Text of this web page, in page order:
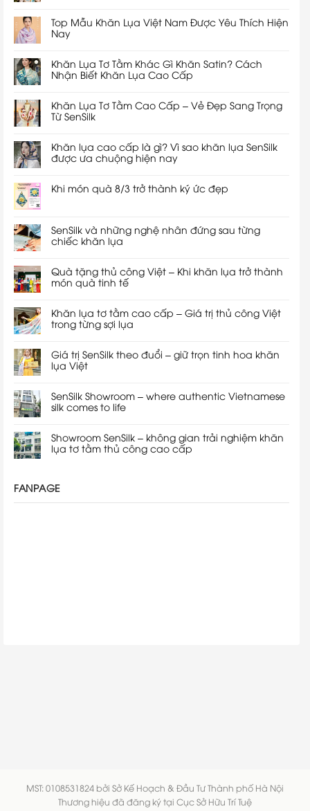
Top Mẫu Khăn Lụa Việt Nam Được Yêu Thích Hiện
Nay
Khăn Lụa Tơ Tằm Khác Gì Khăn Satin? Cách
Nhận Biết Khăn Lụa Cao Cấp
Khăn Lụa Tơ Tằm Cao Cấp – Vẻ Đẹp Sang Trọng
Từ SenSilk
Khăn lụa cao cấp là gì? Vì sao khăn lụa SenSilk
được ưa chuộng hiện nay
Khi món quà 8/3 trở thành ký ức đẹp
SenSilk và những nghệ nhân đứng sau từng
chiếc khăn lụa
Quà tặng thủ công Việt – Khi khăn lụa trở thành
món quà tinh tế
Khăn lụa tơ tằm cao cấp – Giá trị thủ công Việt
trong từng sợi lụa
Giá trị SenSilk theo đuổi – giữ trọn tinh hoa khăn
lụa Việt
SenSilk Showroom – where authentic Vietnamese
silk comes to life
Showroom SenSilk – không gian trải nghiệm khăn
lụa tơ tằm thủ công cao cấp
FANPAGE
MST: 0108531824 bởi Sở Kế Hoạch & Đầu Tư Thành phố Hà Nội
Thương hiệu đã đăng ký tại Cục Sở Hữu Trí Tuệ